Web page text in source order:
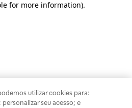
for more information).
utilizar cookies para:
seu acesso; e